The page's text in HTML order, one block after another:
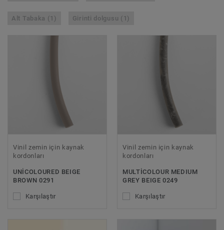
Alt Tabaka (1) Girinti dolgusu (1)
Vinil zemin için kaynak
kordonları
UNICOLOURED BEIGE
BROWN 0291
Karşılaştır
Vinil zemin için kaynak
kordonları
MULTICOLOUR MEDIUM
GREY BEIGE 0249
Karşılaştır